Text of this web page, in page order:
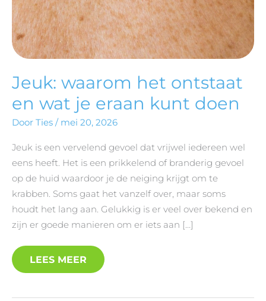
Jeuk: waarom het ontstaat
en wat je eraan kunt doen
Door Ties / mei 20, 2026
Jeuk is een vervelend gevoel dat vrijwel iedereen wel
eens heeft. Het is een prikkelend of branderig gevoel
op de huid waardoor je de neiging krijgt om te
krabben. Soms gaat het vanzelf over, maar soms
houdt het lang aan. Gelukkig is er veel over bekend en
zijn er goede manieren om er iets aan […]
LEES MEER